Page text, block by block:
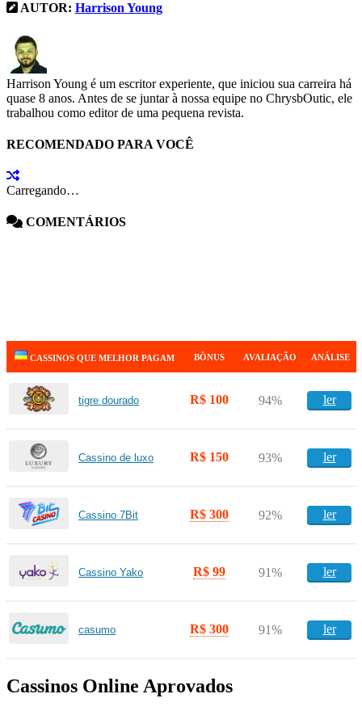
AUTOR: Harrison Young
Harrison Young é um escritor experiente, que iniciou sua carreira há
quase 8 anos. Antes de se juntar à nossa equipe no ChrysbOutic, ele
trabalhou como editor de uma pequena revista.
RECOMENDADO PARA VOCÊ
Carregando…
COMENTÁRIOS
CASSINOS QUE MELHOR PAGAM BÔNUS AVALIAÇÃO ANÁLISE
tigre dourado R$ 100 94% ler
Cassino de luxo R$ 150 93% ler
Cassino 7Bit R$ 300 92% ler
Cassino Yako R$ 99 91% ler
casumo R$ 300 91% ler
Cassinos Online Aprovados